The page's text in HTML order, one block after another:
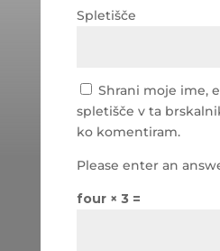
Spletišče
Shrani moje ime,
spletišče v ta
ko komentiram.
Please enter an
four × 3 =